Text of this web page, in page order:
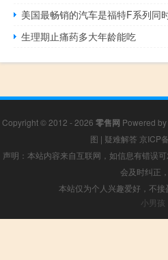
生理期止痛药多大年龄能吃
Copyright © 2012 - 2026 零售网 Powered by
图 | 疑难解答 京ICP
声明：本站内容来自互联网，如信息有错误
会及时纠正
本站仅为个人兴趣爱好，不
小男孩